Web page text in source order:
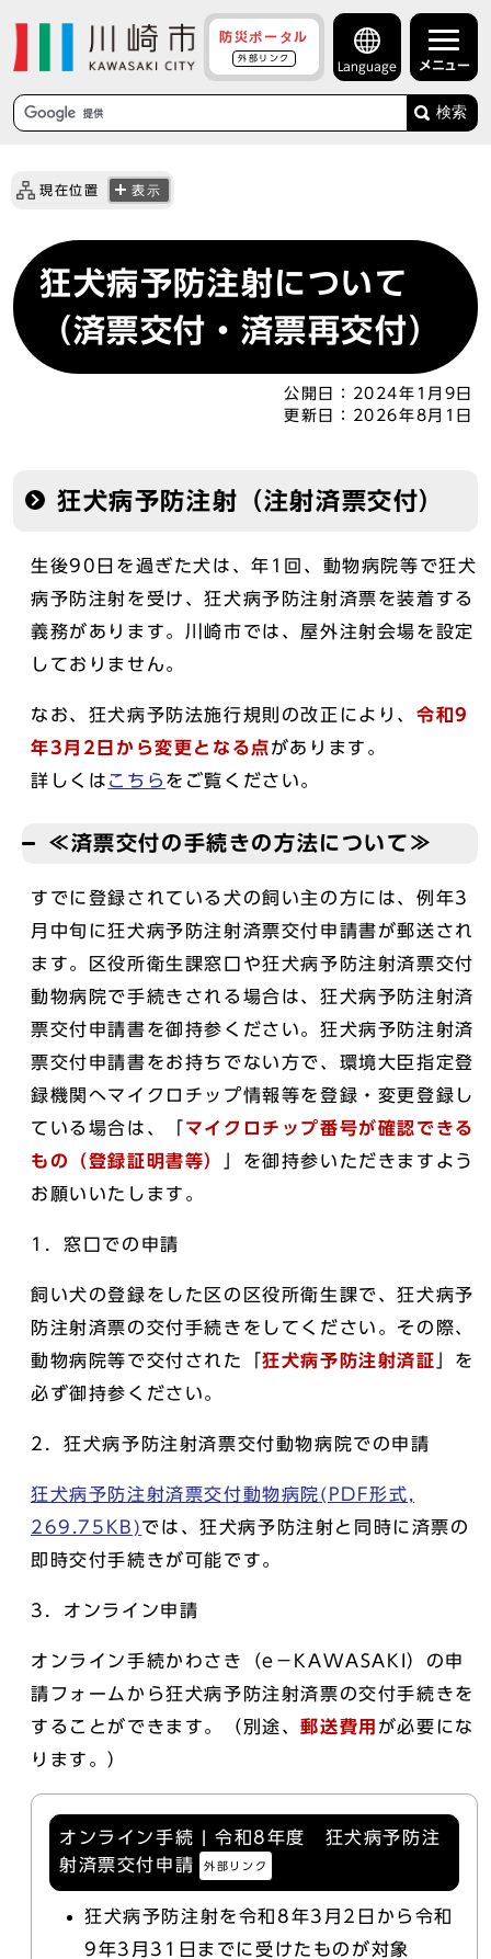
防災ポータル
外部リンク
Language メニュー
検索
現在位置 表示
狂犬病予防注射について
（済票交付・済票再交付）
公開日：
2024年1月9日
更新日：
2026年8月1日
狂犬病予防注射（注射済票交付）
生後90日を過ぎた犬は、年1回、動物病院等で狂犬
病予防注射を受け、狂犬病予防注射済票を装着する
義務があります。川崎市では、屋外注射会場を設定
しておりません。
なお、狂犬病予防法施行規則の改正により、 令和9
年3月2日から変更となる点があります。
詳しくは こちら をご覧ください。
≪済票交付の手続きの方法について≫
すでに登録されている犬の飼い主の方には、例年3
月中旬に狂犬病予防注射済票交付申請書が郵送され
ます。区役所衛生課窓口や狂犬病予防注射済票交付
動物病院で手続きされる場合は、狂犬病予防注射済
票交付申請書を御持参ください。狂犬病予防注射済
票交付申請書をお持ちでない方で、環境大臣指定登
録機関へマイクロチップ情報等を登録・変更登録し
ている場合は、「 マイクロチップ番号が確認できる
もの（登録証明書等）
」を御持参いただきますよう
お願いいたします。
1．窓口での申請
飼い犬の登録をした区の区役所衛生課で、狂犬病予
防注射済票の交付手続きをしてください。その際、
動物病院等で交付された「狂犬病予防注射済証
」を
必ず御持参ください。
2．狂犬病予防注射済票交付動物病院での申請
狂犬病予防注射済票交付動物病院(PDF形式,
269.75KB)では、狂犬病予防注射と同時に済票の
即時交付手続きが可能です。
3．オンライン申請
オンライン手続かわさき（e－KAWASAKI）の申
請フォームから狂犬病予防注射済票の交付手続きを
することができます。（別途、郵送費用 が必要にな
ります。）
オンライン手続 | 令和8年度 狂犬病予防注
射済票交付申請
外部リンク
狂犬病予防注射を令和8年3月2日から令和
9年3月31日までに受けたものが対象